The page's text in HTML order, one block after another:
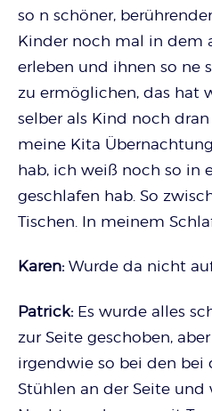
so n schöner,
Kinder noch mal in dem
erleben und ihnen so ne
zu ermöglichen, das hat
selber als Kind noch
meine Kita
hab, ich weiß noch so in
geschlafen hab. So
Tischen. In meinem
Karen: Wurde da nicht
Patrick: Es wurde alles
zur Seite geschoben,
irgendwie so bei den bei
Stühlen an der Seite